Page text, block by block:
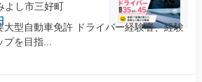
よし市三好町
大型自動車免許 ドライバー経験者、経験
を目指...